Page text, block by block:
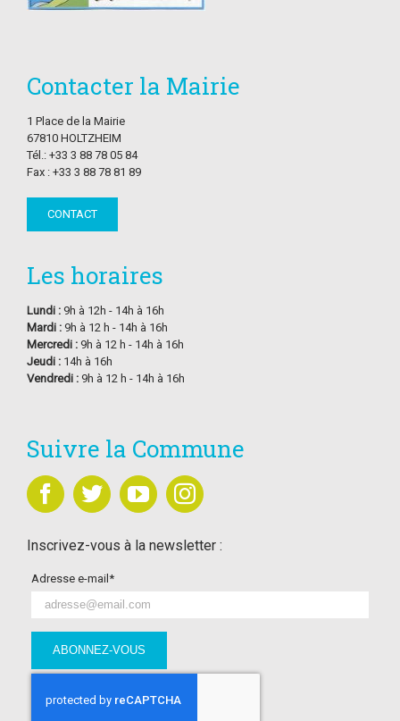
Contacter la Mairie
1 Place de la Mairie
67810 HOLTZHEIM
Tél.: +33 3 88 78 05 84
Fax : +33 3 88 78 81 89
CONTACT
Les horaires
Lundi : 9h à 12h - 14h à 16h
Mardi : 9h à 12 h - 14h à 16h
Mercredi : 9h à 12 h - 14h à 16h
Jeudi : 14h à 16h
Vendredi : 9h à 12 h - 14h à 16h
Suivre la Commune
Inscrivez-vous à la newsletter :
Adresse e-mail*